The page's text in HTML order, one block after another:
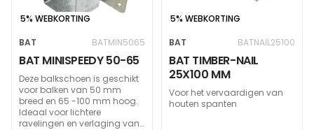
5% WEBKORTING
BAT
BATMIN5065
BAT MINISPEEDY 50-65
Deze balkschoen is geschikt
voor balken van 50 mm
breed en 65 -100 mm hoog.
Ideaal voor lichtere
ravelingen en verlaging van
5% WEBKORTING
BAT
BATNAIL25100
BAT TIMBER-NAIL
25X100 MM
Voor het vervaardigen van
houten spanten